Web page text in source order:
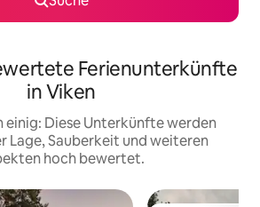
Ferienunterkünfte
in Viken
einig: Diese Unterkünfte werden
Lage, Sauberkeit und weiteren
hoch bewertet.